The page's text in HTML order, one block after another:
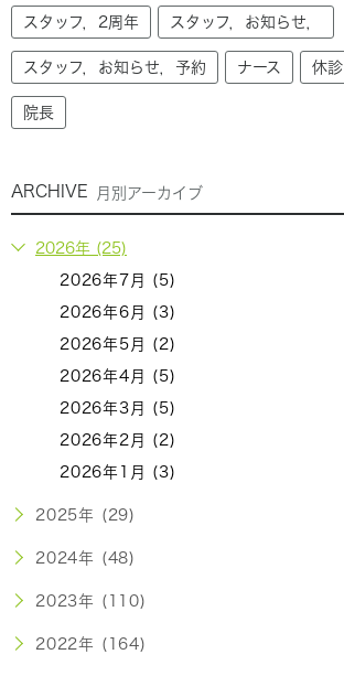
スタッフ，2周年 スタッフ，お知らせ，
スタッフ，お知らせ，予約 ナース 休診
院長
ARCHIVE 月別アーカイブ
2026年 (25)
2026年7月 (5)
2026年6月 (3)
2026年5月 (2)
2026年4月 (5)
2026年3月 (5)
2026年2月 (2)
2026年1月 (3)
2025年 (29)
2024年 (48)
2023年 (110)
2022年 (164)